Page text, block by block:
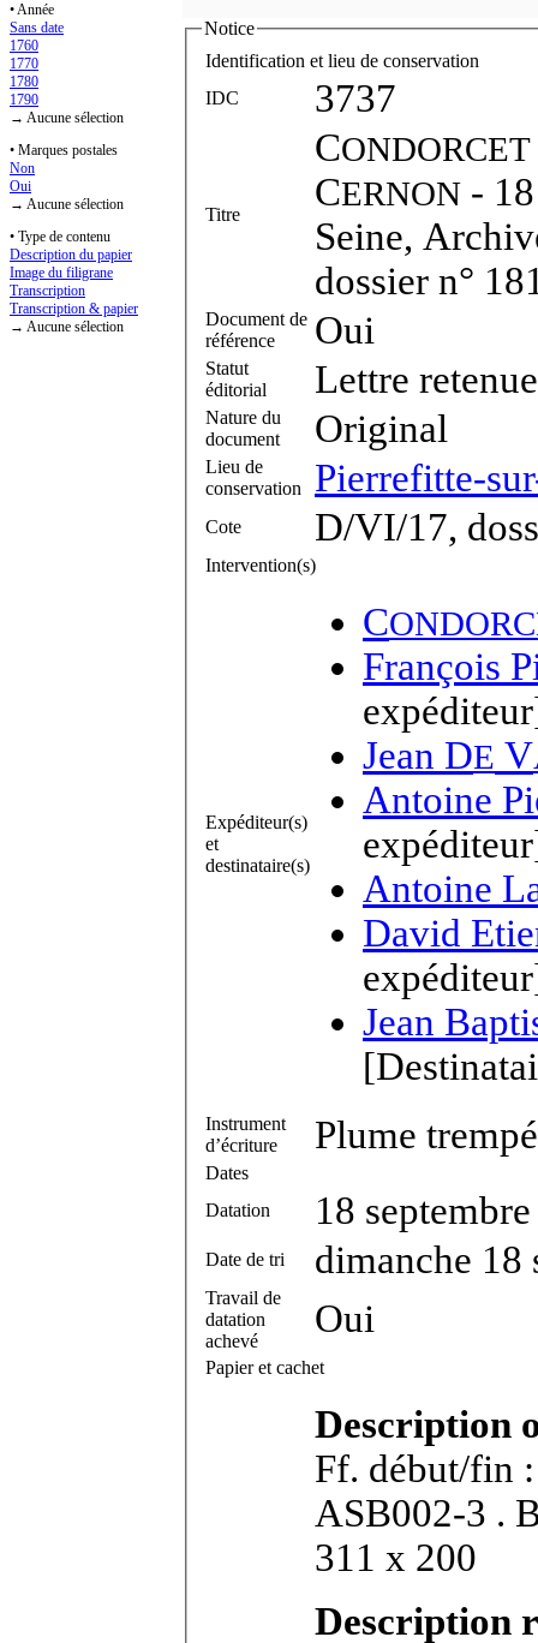
• Année
Sans date
1760
1770
1780
1790
→ Aucune sélection
• Marques postales
Non
Oui
→ Aucune sélection
• Type de contenu
Description du papier
Image du filigrane
Transcription
Transcription & papier
→ Aucune sélection
Notice
Identification et lieu de conservation
IDC
3737
Titre
CONDORCET
CERNON -
Seine,
dossier n°
Document de
référence
Oui
Statut
éditorial
Lettre retenue
Nature du
document
Original
Lieu de
conservation
Pierrefitte-
Cote D/VI/17,
Intervention(s)
Expéditeur(s)
et
destinataire(s)
C
François
Jean DE V
Antoine
Antoine
David
Jean
Instrument
d’écriture
Plume
Dates
Datation
18
Date de tri dimanche 18
Travail de
datation
achevé
Oui
Papier et cachet
Description
Ff. début/fin
ASB002-3 . Bifeuillet in-2°. Dimensions feuillet :
311 x 200
Description